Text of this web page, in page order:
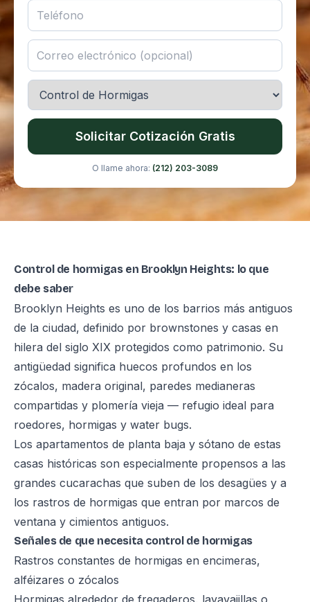
Solicitar Cotización Gratis
O llame ahora: (212) 203-3089
Control de hormigas en Brooklyn Heights: lo que
debe saber
Brooklyn Heights es uno de los barrios más antiguos
de la ciudad, definido por brownstones y casas en
hilera del siglo XIX protegidos como patrimonio. Su
antigüedad significa huecos profundos en los
zócalos, madera original, paredes medianeras
compartidas y plomería vieja — refugio ideal para
roedores, hormigas y water bugs.
Los apartamentos de planta baja y sótano de estas
casas históricas son especialmente propensos a las
grandes cucarachas que suben de los desagües y a
los rastros de hormigas que entran por marcos de
ventana y cimientos antiguos.
Señales de que necesita control de hormigas
Rastros constantes de hormigas en encimeras,
alféizares o zócalos
Hormigas alrededor de fregaderos, lavavajillas o